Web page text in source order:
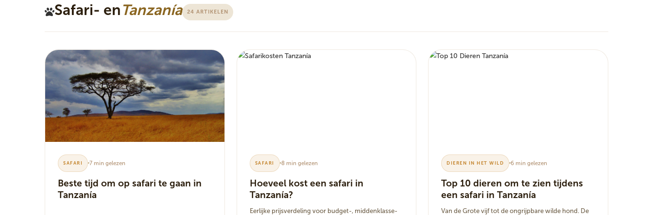
Safari- enTanzanía 24 ARTIKELEN
SAFARI 7 min gelezen
Beste tijd om op safari te gaan in
Tanzanía
SAFARI 8 min gelezen
Hoeveel kost een safari in
Tanzanía?
Eerlijke prijsverdeling voor budget-, middenklasse-
DIEREN IN HET WILD 6 min gelezen
Top 10 dieren om te zien tijdens
een safari in Tanzanía
Van de Grote vijf tot de ongrijpbare wilde hond. De